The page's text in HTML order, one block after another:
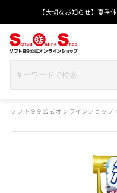
【大切なお知らせ】夏季
ソフト９９公式オンラインショップ